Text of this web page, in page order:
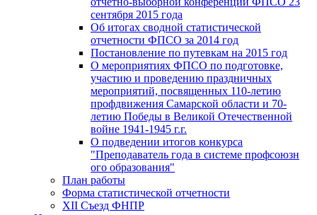
сентября 2015 года
Об итогах сводной статистической
отчетности ФПСО за 2014 год
Постановление по путевкам на 2015 год
О мероприятиях ФПСО по подготовке,
участию и проведению праздничных
мероприятий, посвященных 110-летию
профдвижения Самарской области и 70-
летию Победы в Великой Отечественной
войне 1941-1945 г.г.
О подведении итогов конкурса
"Преподаватель года в системе профсоюзн
ого образования"
План работы
Форма статистической отчетности
XII Съезд ФНПР